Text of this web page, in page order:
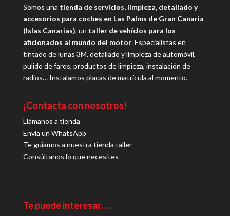
Somos una tienda de servicios, limpieza, detallado y
accesorios para coches en Las Palms de Gran Canaria
(Islas Canarias), un taller de vehíclos para los
aficionados al mundo del motor. Especialistas en
tintado de lunas 3M, detallado y limpieza de automóvil,
pulido de faros, productos de limpieza, instalación de
radios… Instalamos placas de matrícula al momento.
¡Contacta con nosotros!
Llámanos a tienda
Envía un WhatsApp
Te guiamos a nuestra tienda taller
Consúltanos lo que necesites
Te puede interesar….